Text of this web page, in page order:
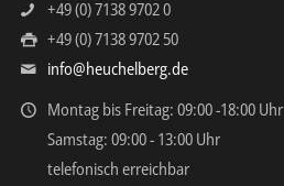
+49 (0) 7138 9702 0
+49 (0) 7138 9702 50
info@heuchelberg.de
Montag bis Freitag: 09:00 -18:00 Uhr
Samstag: 09:00 - 13:00 Uhr
telefonisch erreichbar